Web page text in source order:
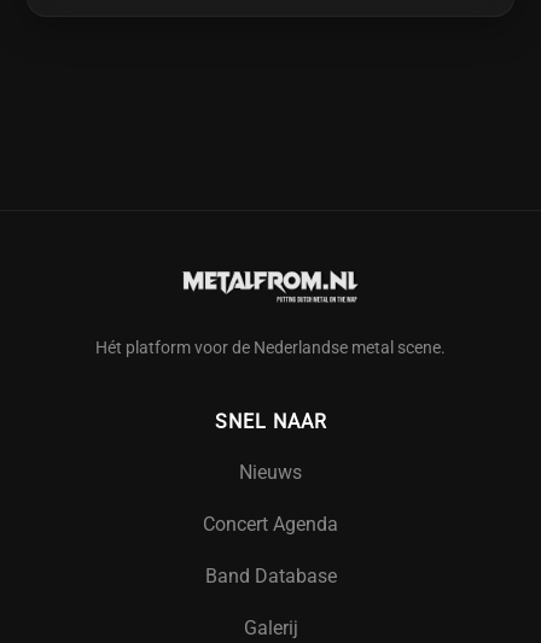
Hét platform voor de Nederlandse metal scene.
SNEL NAAR
Nieuws
Concert Agenda
Band Database
Galerij